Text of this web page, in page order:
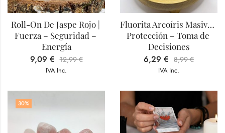
Roll-On De Jaspe Rojo |
Fuerza – Seguridad –
Energía
9,09 € 12,99€
IVA Inc.
Fluorita Arcoíris Masivo |
Protección – Toma de
Decisiones
6,29 € 8,99€
IVA Inc.
30%